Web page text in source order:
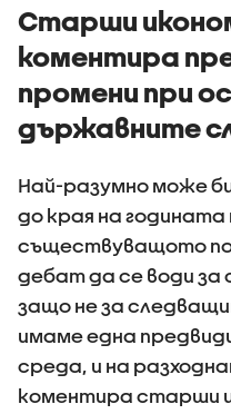
Старши
коментира
промени при
държавните
Най-разумно може
до края на
съществуващото
дебат да се води
защо не за
имаме една
среда, и на
коментира старши